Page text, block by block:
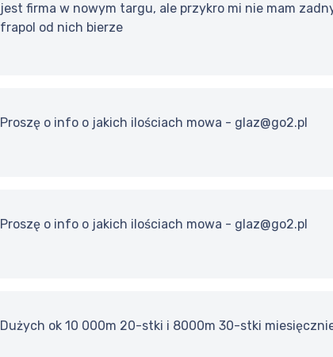
jest firma w nowym targu, ale przykro mi nie mam
frapol od nich bierze
Proszę o info o jakich ilościach mowa - glaz@go2.pl
Proszę o info o jakich ilościach mowa - glaz@go2.pl
Dużych ok 10 000m 20-stki i 8000m 30-stki